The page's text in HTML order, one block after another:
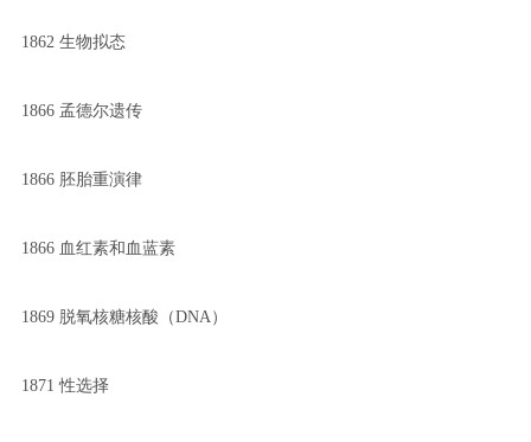
1862 生物拟态
1866 孟德尔遗传
1866 胚胎重演律
1866 血红素和血蓝素
1869 脱氧核糖核酸（DNA）
1871 性选择